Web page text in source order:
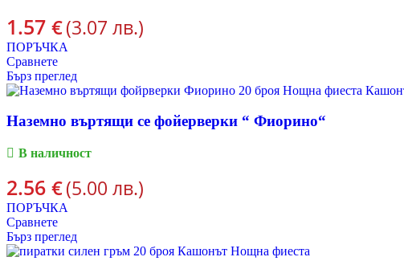
1.57 €(3.07 лв.)
ПОРЪЧКА
Сравнете
Бърз преглед
Наземно въртящи се фойерверки “ Фиорино“
В наличност
2.56 €(5.00 лв.)
ПОРЪЧКА
Сравнете
Бърз преглед